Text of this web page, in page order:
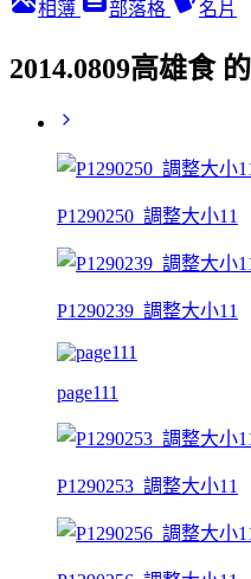
相簿 部落格 名片
2014.0809高雄食
P1290250_調整大小11
P1290239_調整大小11
page111
P1290253_調整大小11